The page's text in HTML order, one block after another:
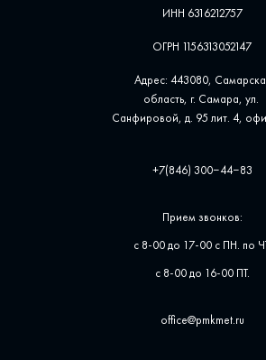
ИНН 6316212757
ОГРН 1156313052147
Адрес: 443080,
область, г. Самара, ул. ​
Санфировой, д. 95 лит. 4,
+7(846) 300‒44‒83
Прием звонков:
с 8-00 до 17-00 с ПН. по
с 8-00 до 16-00 ПТ.
office@pmkmet.ru